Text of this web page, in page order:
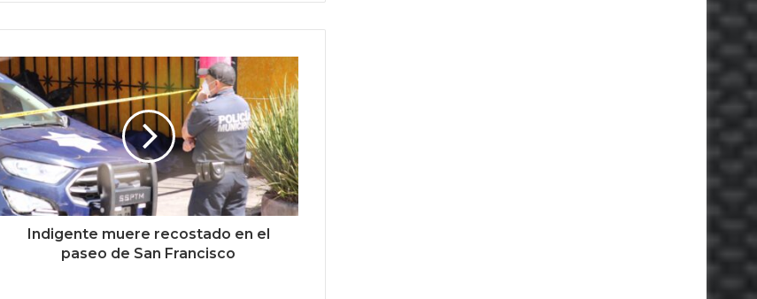
Indigente muere recostado en el
paseo de San Francisco